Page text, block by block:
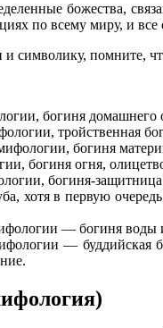
божества,
по всему миру, и
символику, помните,
богиня
тройственная
богиня
богиня огня,
богиня-
хотя в первую
— богиня воды
— буддийская